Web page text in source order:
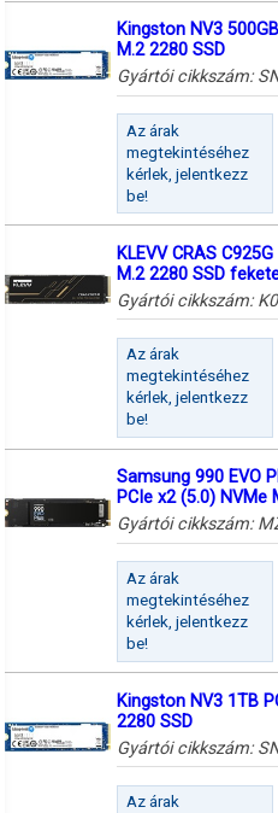
Kingston NV3
M.2 2280 SSD
Gyártói cikkszám:
Az árak
megtekintéséhez
kérlek, jelentkezz
be!
KLEVV CRAS
M.2 2280 SSD
Gyártói cikkszám:
Az árak
megtekintéséhez
kérlek, jelentkezz
be!
Samsung 990 EVO
PCIe x2 (5.0) NVMe
Gyártói cikkszám:
Az árak
megtekintéséhez
kérlek, jelentkezz
be!
Kingston NV3 1TB
2280 SSD
Gyártói cikkszám:
Az árak